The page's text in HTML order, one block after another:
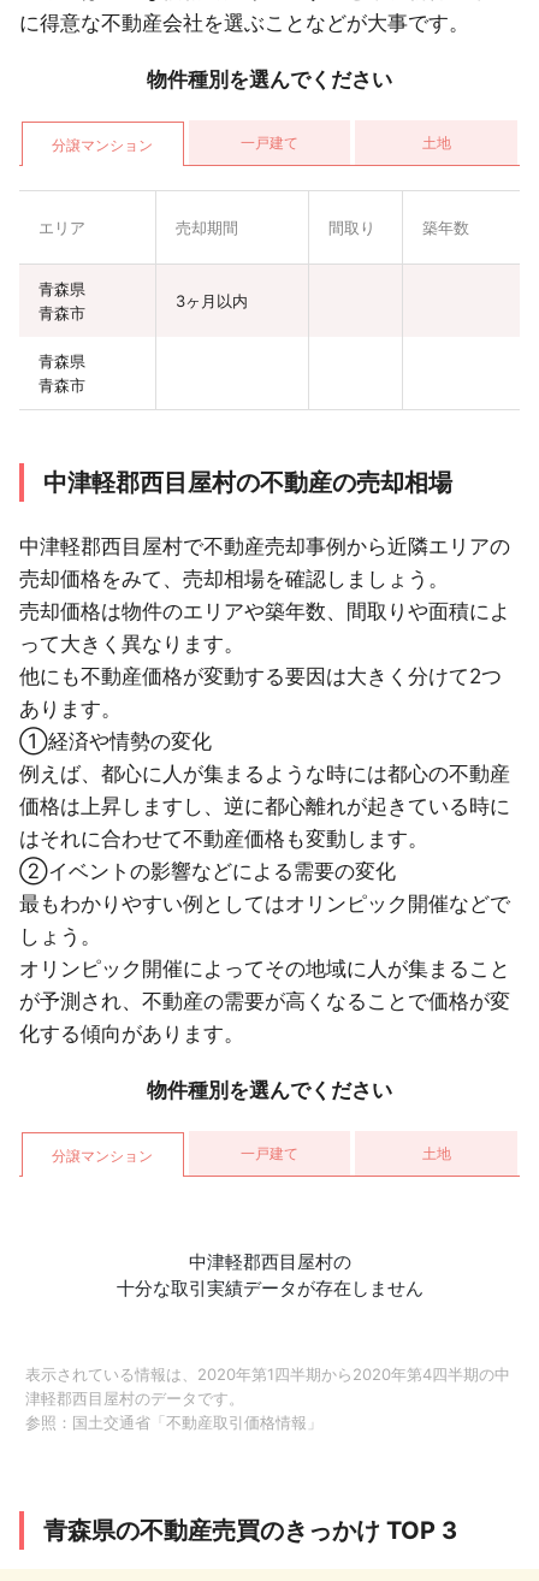
に得意な不動産会社を選ぶことなどが大事です。
物件種別を選んでください
分譲マンション 一戸建て 土地
エリア 売却期間 間取り 築年数
青森県
青森市
3ヶ月以内
青森県
青森市
中津軽郡西目屋村の不動産の売却相場
中津軽郡西目屋村で不動産売却事例から近隣エリアの
売却価格をみて、売却相場を確認しましょう。
売却価格は物件のエリアや築年数、間取りや面積によ
って大きく異なります。
他にも不動産価格が変動する要因は大きく分けて2つ
あります。
①経済や情勢の変化
例えば、都心に人が集まるような時には都心の不動産
価格は上昇しますし、逆に都心離れが起きている時に
はそれに合わせて不動産価格も変動します。
②イベントの影響などによる需要の変化
最もわかりやすい例としてはオリンピック開催などで
しょう。
オリンピック開催によってその地域に人が集まること
が予測され、不動産の需要が高くなることで価格が変
化する傾向があります。
物件種別を選んでください
分譲マンション 一戸建て 土地
中津軽郡西目屋村の
十分な取引実績データが存在しません
表示されている情報は、2020年第1四半期から2020年第4四半期の中
津軽郡西目屋村のデータです。
参照： 国土交通省「不動産取引価格情報」
青森県の不動産売買のきっかけ TOP 3